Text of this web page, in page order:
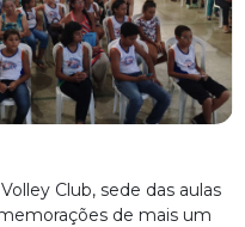
Club, sede das aulas
de mais um